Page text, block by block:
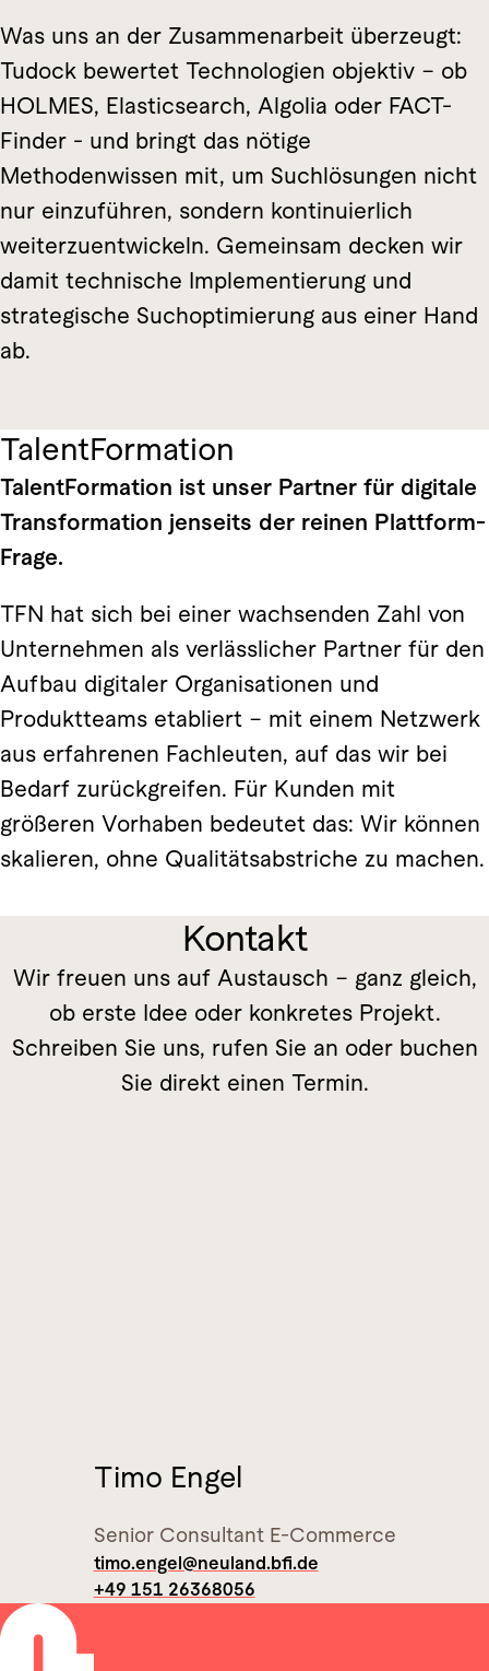
Was uns an der Zusammenarbeit überzeugt:
Tudock bewertet Technologien objektiv – ob
HOLMES, Elasticsearch, Algolia oder FACT-
Finder - und bringt das nötige
Methodenwissen mit, um Suchlösungen nicht
nur einzuführen, sondern kontinuierlich
weiterzuentwickeln. Gemeinsam decken wir
damit technische Implementierung und
strategische Suchoptimierung aus einer Hand
ab.
TalentFormation
TalentFormation ist unser Partner für digitale
Transformation jenseits der reinen Plattform-
Frage.
TFN hat sich bei einer wachsenden Zahl von
Unternehmen als verlässlicher Partner für den
Aufbau digitaler Organisationen und
Produktteams etabliert – mit einem Netzwerk
aus erfahrenen Fachleuten, auf das wir bei
Bedarf zurückgreifen. Für Kunden mit
größeren Vorhaben bedeutet das: Wir können
skalieren, ohne Qualitätsabstriche zu machen.
Kontakt
Wir freuen uns auf Austausch – ganz gleich,
ob erste Idee oder konkretes Projekt.
Schreiben Sie uns, rufen Sie an oder buchen
Sie direkt einen Termin.
Timo Engel
Senior Consultant E-Commerce
timo.engel@neuland.bfi.de
+49 151 26368056